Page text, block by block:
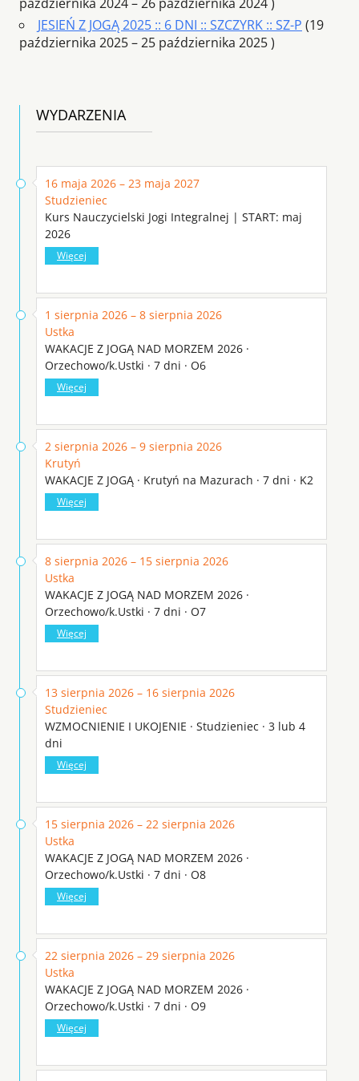
JESIEŃ Z JOGĄ 2025 :: 6 DNI :: SZCZYRK :: SZ-P (19
października 2025 – 25 października 2025 )
WYDARZENIA
16 maja 2026 – 23 maja 2027
Studzieniec
Kurs Nauczycielski Jogi Integralnej | START: maj
2026
Więcej
1 sierpnia 2026 – 8 sierpnia 2026
Ustka
WAKACJE Z JOGĄ NAD MORZEM 2026 ·
Orzechowo/k.Ustki · 7 dni · O6
Więcej
2 sierpnia 2026 – 9 sierpnia 2026
Krutyń
WAKACJE Z JOGĄ · Krutyń na Mazurach · 7 dni · K2
Więcej
8 sierpnia 2026 – 15 sierpnia 2026
Ustka
WAKACJE Z JOGĄ NAD MORZEM 2026 ·
Orzechowo/k.Ustki · 7 dni · O7
Więcej
13 sierpnia 2026 – 16 sierpnia 2026
Studzieniec
WZMOCNIENIE I UKOJENIE · Studzieniec · 3 lub 4
dni
Więcej
15 sierpnia 2026 – 22 sierpnia 2026
Ustka
WAKACJE Z JOGĄ NAD MORZEM 2026 ·
Orzechowo/k.Ustki · 7 dni · O8
Więcej
22 sierpnia 2026 – 29 sierpnia 2026
Ustka
WAKACJE Z JOGĄ NAD MORZEM 2026 ·
Orzechowo/k.Ustki · 7 dni · O9
Więcej